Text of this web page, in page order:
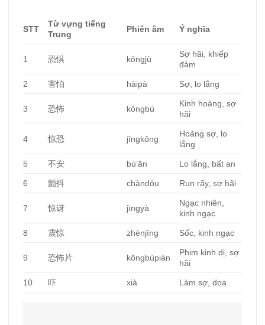
STT
Từ vựng tiếng
Trung
Phiên âm Ý nghĩa
1 恐惧 kǒngjù
Sợ hãi, khiếp
đảm
2 害怕 hàipà Sợ, lo lắng
3 恐怖 kǒngbù
Kinh hoàng, sợ
hãi
4 惊恐 jīngkǒng
Hoảng sợ, lo
lắng
5 不安 bù’ān Lo lắng, bất an
6 颤抖 chàndǒu Run rẩy, sợ hãi
7 惊讶 jīngyà
Ngạc nhiên,
kinh ngạc
8 震惊 zhènjīng Sốc, kinh ngạc
9 恐怖片 kǒngbùpiàn
Phim kinh dị, sợ
hãi
10 吓 xià Làm sợ, dọa